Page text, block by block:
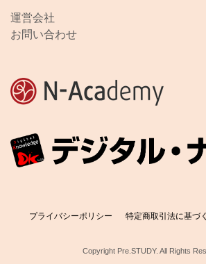
運営会社
お問い合わせ
プライバシーポリシー 特定商取引法に基づ
Copyright Pre.STUDY. All Rights